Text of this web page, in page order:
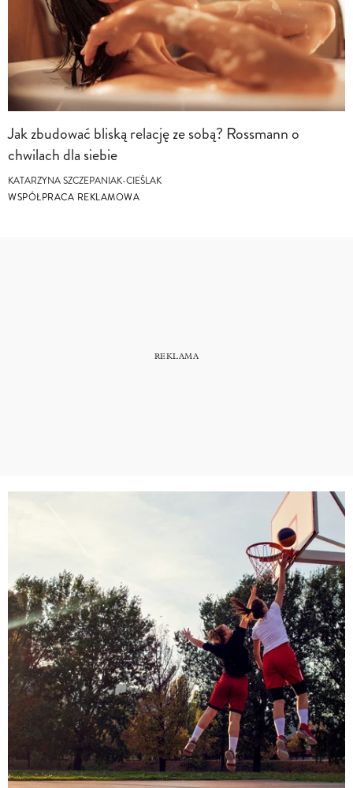
Jak zbudować bliską relację ze sobą? Rossmann o
chwilach dla siebie
KATARZYNA SZCZEPANIAK-CIEŚLAK
WSPÓŁPRACA REKLAMOWA